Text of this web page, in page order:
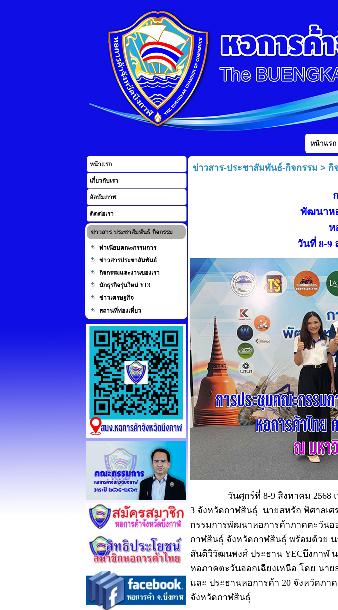
หน้าแรก
หน้าแรก
เกี่ยวกับเรา
อัลบัมภาพ
ติดต่อเรา
ข่าวสาร-ประชาสัมพันธ์-กิจกรรม
ทำเนียบคณะกรรมการ
ข่าวสารประชาสัมพันธ์
กิจกรรมและงานของเรา
นักธุรกิจรุ่นใหม่ YEC
ข่าวเศรษฐกิจ
สถานที่ท่องเที่ยว
ข่าวสาร-ประชาสัมพันธ์-กิจกรรม > กิ
พัฒนาห
ห
วันที่ 8-9
วันศุกร์ที่ 8-9 สิงหาคม
3 จังหวัดกาฬสินธุ์ นายสหรัถ พิศาลเ
กรรมการพัฒนาหอการค้าภาคตะวันอ
กาฬสินธุ์ จังหวัดกาฬสินธ์ุ พร้อมด้วย
สันติวิวัฒนพงศ์ ประธาน YECบึงกาฬ
หอภาคตะวันออกเฉียงเหนือ โดย นา
และ ประธานหอการค้า 20 จังหวัดภา
จังหวัดกาฬสินธุ์